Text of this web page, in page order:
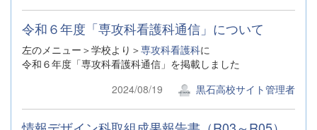
令和６年度「専攻科看護科通信」について
左のメニュー＞学校より＞専攻科看護科に
令和６年度「専攻科看護科通信」を掲載しました
2024/08/19
黒石高校サイト管理者